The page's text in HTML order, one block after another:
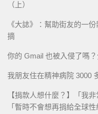
（上）
《大誌》：幫助街友的一
摘
你的 Gmail 也被入侵了嗎
我朋友住在精神病院 3000
【捐款人想什麼？】「我
「暫時不會想再捐給全球